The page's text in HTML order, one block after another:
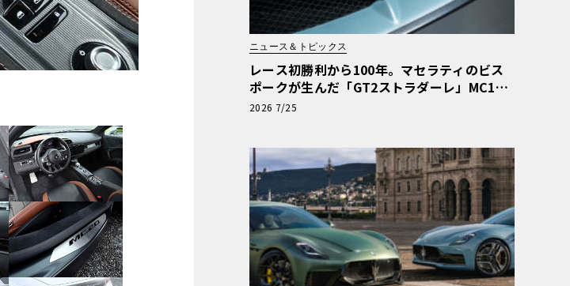
ニュース＆トピックス
レース初勝利から100年。マセラティのビス
ポークが生んだ「GT2ストラダーレ」MC12
オマージュ
2026 7/25